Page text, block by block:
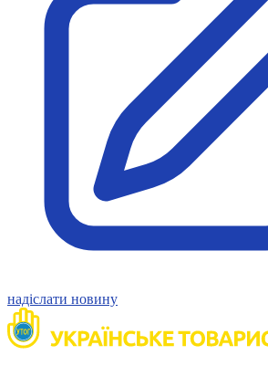
Харківська область
Херсонська область
Хмельницька область
Черкаська область
Чернівецька область
Чернігівська область
Особи відповідальні за
питань укладення
Вивчаємо жестову мову
Дитяча сторінка
Ресурс для вивчення жестових
Про шахрайські схеми
На допомогу військовим
надіслати новину